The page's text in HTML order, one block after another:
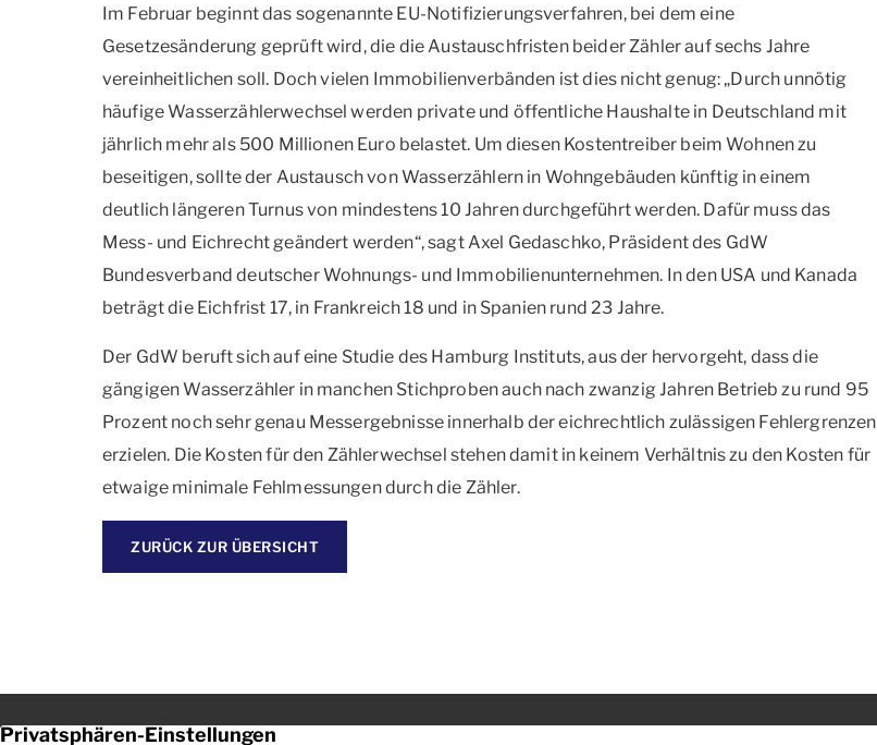
Im Februar beginnt das sogenannte EU-Notifizierungsverfahren, bei dem eine
Gesetzesänderung geprüft wird, die die Austauschfristen beider Zähler auf sechs Jahre
vereinheitlichen soll. Doch vielen Immobilienverbänden ist dies nicht genug: „Durch unnötig
häufige Wasserzählerwechsel werden private und öffentliche Haushalte in Deutschland mit
jährlich mehr als 500 Millionen Euro belastet. Um diesen Kostentreiber beim Wohnen zu
beseitigen, sollte der Austausch von Wasserzählern in Wohngebäuden künftig in einem
deutlich längeren Turnus von mindestens 10 Jahren durchgeführt werden. Dafür muss das
Mess- und Eichrecht geändert werden“, sagt Axel Gedaschko, Präsident des GdW
Bundesverband deutscher Wohnungs- und Immobilienunternehmen. In den USA und Kanada
beträgt die Eichfrist 17, in Frankreich 18 und in Spanien rund 23 Jahre.
Der GdW beruft sich auf eine Studie des Hamburg Instituts, aus der hervorgeht, dass die
gängigen Wasserzähler in manchen Stichproben auch nach zwanzig Jahren Betrieb zu rund 95
Prozent noch sehr genau Messergebnisse innerhalb der eichrechtlich zulässigen Fehlergrenzen
erzielen. Die Kosten für den Zählerwechsel stehen damit in keinem Verhältnis zu den Kosten für
etwaige minimale Fehlmessungen durch die Zähler.
ZURÜCK ZUR ÜBERSICHT